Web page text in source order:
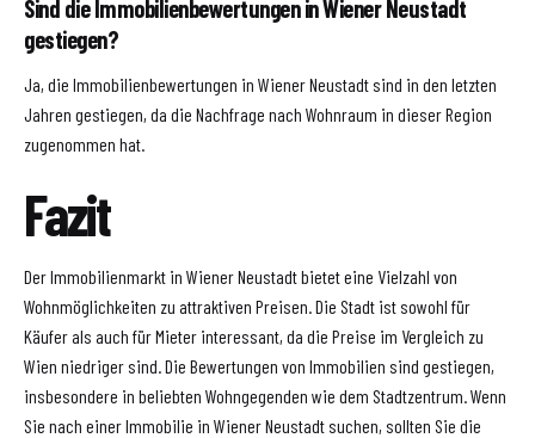
Sind die Immobilienbewertungen in Wiener Neustadt
gestiegen?
Ja, die Immobilienbewertungen in Wiener Neustadt sind in den letzten
Jahren gestiegen, da die Nachfrage nach Wohnraum in dieser Region
zugenommen hat.
Fazit
Der Immobilienmarkt in Wiener Neustadt bietet eine Vielzahl von
Wohnmöglichkeiten zu attraktiven Preisen. Die Stadt ist sowohl für
Käufer als auch für Mieter interessant, da die Preise im Vergleich zu
Wien niedriger sind. Die Bewertungen von Immobilien sind gestiegen,
insbesondere in beliebten Wohngegenden wie dem Stadtzentrum. Wenn
Sie nach einer Immobilie in Wiener Neustadt suchen, sollten Sie die